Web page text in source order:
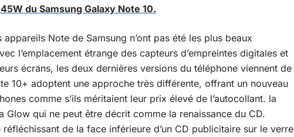
du Samsung Galaxy Note 10.
Note de Samsung n’ont pas été les plus beaux
l’emplacement étrange des capteurs d’empreintes digitales et
écrans, les deux dernières versions du téléphone viennent de
10+ adoptent une approche très différente, offrant un nouveau
comme s’ils méritaient leur prix élevé de l’autocollant. la
Glow qui ne peut être décrit comme la renaissance du CD.
de la face inférieure d’un CD publicitaire sur le verre